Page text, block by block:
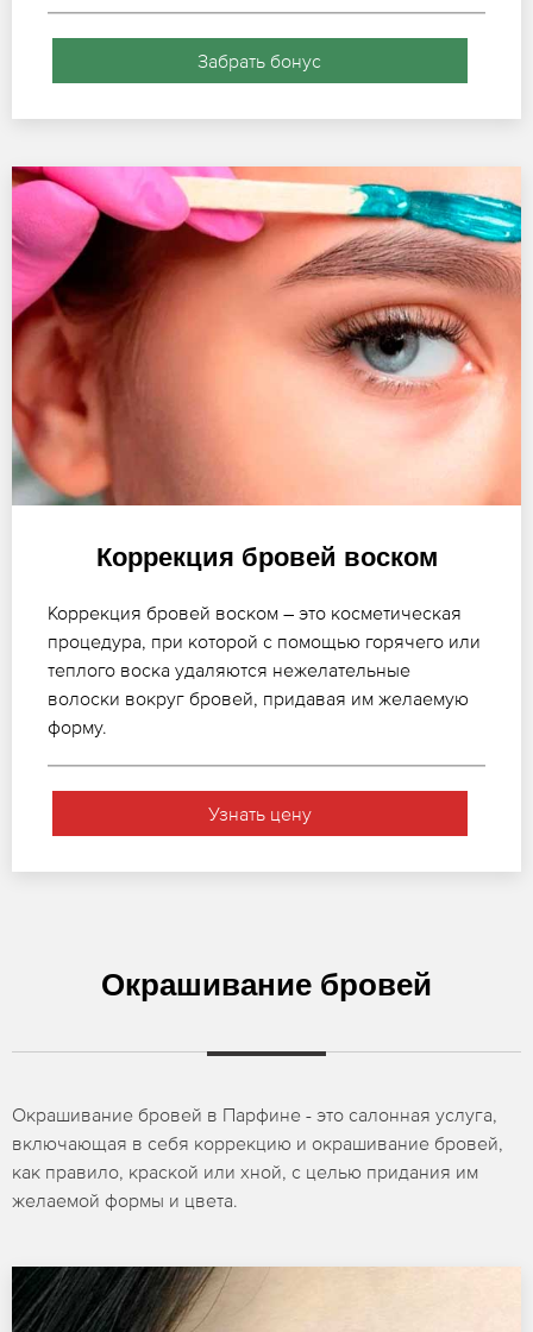
Забрать бонус
Коррекция бровей воском
Коррекция бровей воском – это косметическая
процедура, при которой с помощью горячего или
теплого воска удаляются нежелательные
волоски вокруг бровей, придавая им желаемую
форму.
Узнать цену
Окрашивание бровей
Окрашивание бровей в Парфине - это салонная услуга,
включающая в себя коррекцию и окрашивание бровей,
как правило, краской или хной, с целью придания им
желаемой формы и цвета.